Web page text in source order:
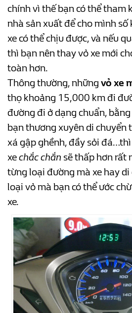
chính vì thế bạn có thể tham
nhà sản xuất để cho mình số
xe có thể chịu được, và nếu
thì bạn nên thay vỏ xe mới
toàn hơn.
Thông thường, những vỏ xe
thọ khoảng 15,000 km đi
đường đi ở dạng chuẩn,
bạn thương xuyên di chuyển
xá gập ghềnh, đầy sỏi
xechắc chắn sẽ thấp hơn rất
từng loại đường mà xe hay
loại vỏ mà bạn có thể ước
xe.